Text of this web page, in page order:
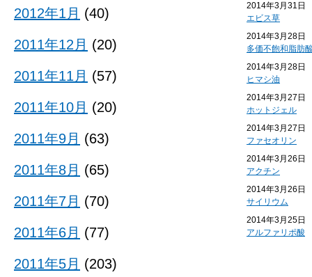
2014年3月31日
エビス草
2014年3月28日
多価不飽和脂肪
2014年3月28日
ヒマシ油
2014年3月27日
ホットジェル
2014年3月27日
ファセオリン
2014年3月26日
アクチン
2014年3月26日
サイリウム
2014年3月25日
アルファリポ酸
2012年1月 (40)
2011年12月 (20)
2011年11月 (57)
2011年10月 (20)
2011年9月 (63)
2011年8月 (65)
2011年7月 (70)
2011年6月 (77)
2011年5月 (203)